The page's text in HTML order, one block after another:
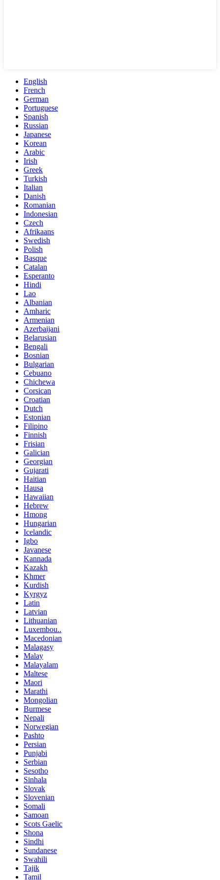
English
French
German
Portuguese
Spanish
Russian
Japanese
Korean
Arabic
Irish
Greek
Turkish
Italian
Danish
Romanian
Indonesian
Czech
Afrikaans
Swedish
Polish
Basque
Catalan
Esperanto
Hindi
Lao
Albanian
Amharic
Armenian
Azerbaijani
Belarusian
Bengali
Bosnian
Bulgarian
Cebuano
Chichewa
Corsican
Croatian
Dutch
Estonian
Filipino
Finnish
Frisian
Galician
Georgian
Gujarati
Haitian
Hausa
Hawaiian
Hebrew
Hmong
Hungarian
Icelandic
Igbo
Javanese
Kannada
Kazakh
Khmer
Kurdish
Kyrgyz
Latin
Latvian
Lithuanian
Luxembou..
Macedonian
Malagasy
Malay
Malayalam
Maltese
Maori
Marathi
Mongolian
Burmese
Nepali
Norwegian
Pashto
Persian
Punjabi
Serbian
Sesotho
Sinhala
Slovak
Slovenian
Somali
Samoan
Scots Gaelic
Shona
Sindhi
Sundanese
Swahili
Tajik
Tamil